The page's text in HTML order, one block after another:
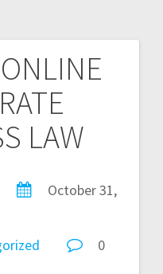
LAW
October 31,
0